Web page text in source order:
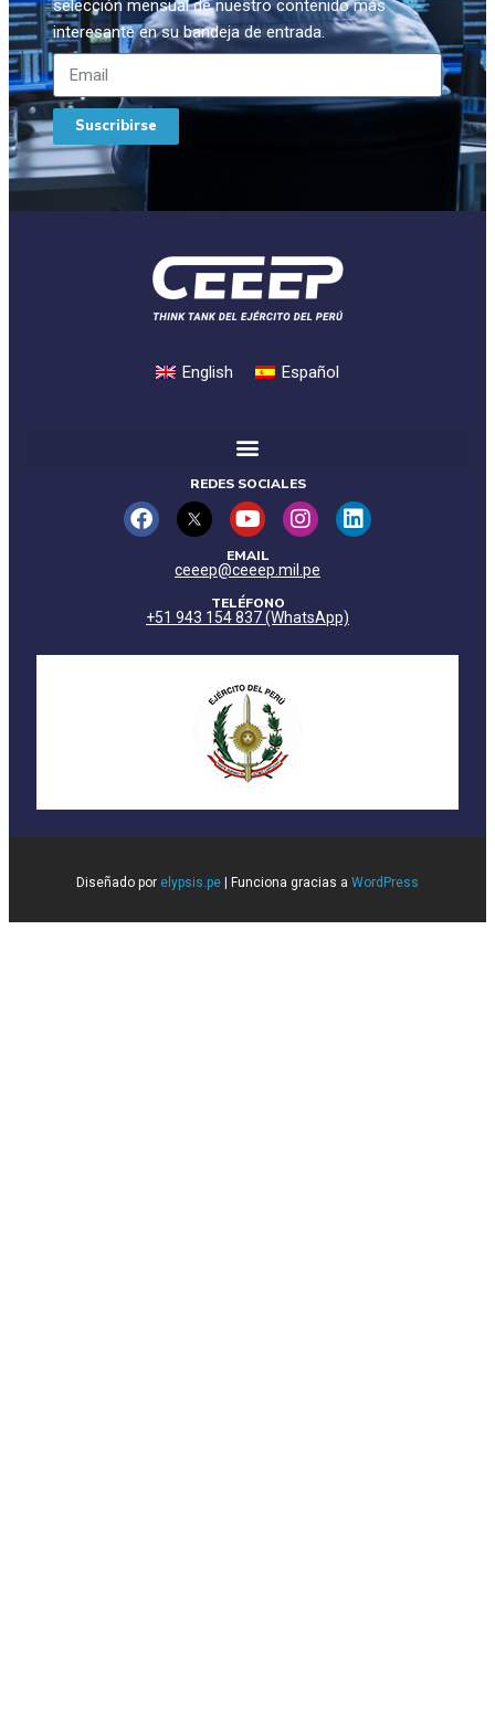
selección mensual de nuestro contenido más
interesante en su bandeja de entrada.
Suscribirse
English Español
REDES SOCIALES
EMAIL
ceeep@ceeep.mil.pe
TELÉFONO
+51 943 154 837 (WhatsApp)
Diseñado por elypsis.pe | Funciona gracias a WordPress